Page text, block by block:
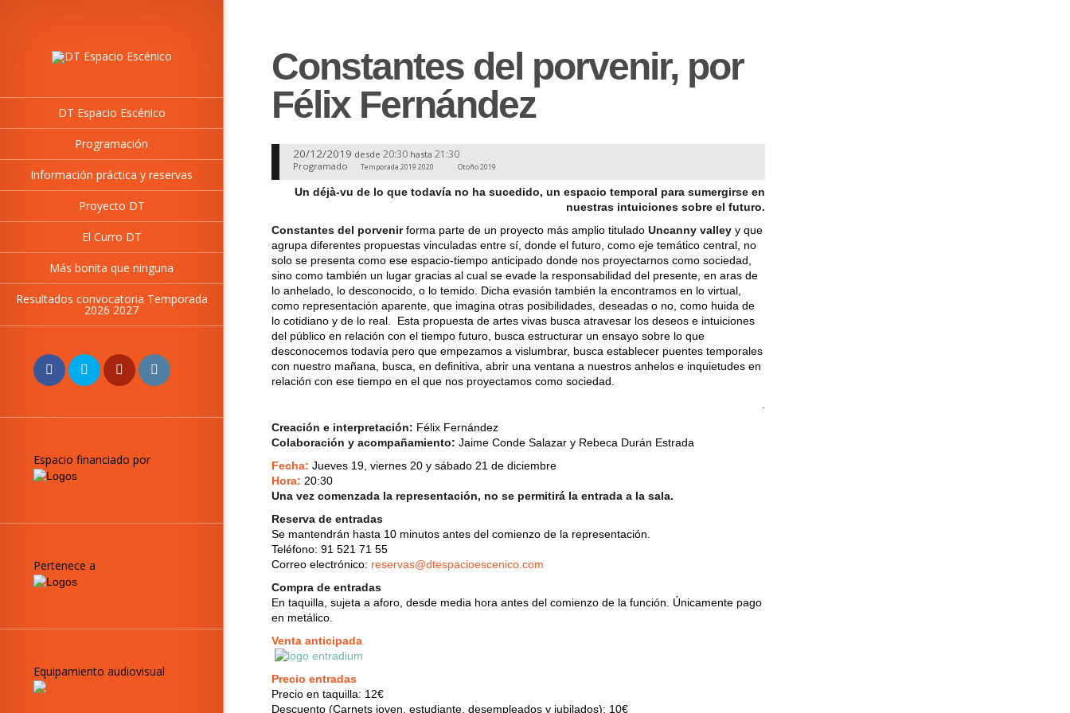
DT Espacio Escénico
Programación
Información práctica y reservas
Proyecto DT
El Curro DT
Más bonita que ninguna
Resultados convocatoria Temporada
2026 2027
Espacio financiado por
Pertenece a
Equipamiento audiovisual
Constantes del porvenir, por
Félix Fernández
20/12/2019 desde 20:30 hasta 21:30
Programado Temporada 2019 2020 Otoño 2019
Un déjà-vu de lo que todavía no ha sucedido, un espacio temporal para sumergirse en
nuestras intuiciones sobre el futuro.
Constantes del porvenirforma parte de un proyecto más amplio titulado Uncanny valley y que
agrupa diferentes propuestas vinculadas entre sí, donde el futuro, como eje temático central, no
solo se presenta como ese espacio-tiempo anticipado donde nos proyectarnos como sociedad,
sino como también un lugar gracias al cual se evade la responsabilidad del presente, en aras de
lo anhelado, lo desconocido, o lo temido. Dicha evasión también la encontramos en lo virtual,
como representación aparente, que imagina otras posibilidades, deseadas o no, como huida de
lo cotidiano y de lo real. Esta propuesta de artes vivas busca atravesar los deseos e intuiciones
del público en relación con el tiempo futuro, busca estructurar un ensayo sobre lo que
desconocemos todavía pero que empezamos a vislumbrar, busca establecer puentes temporales
con nuestro mañana, busca, en definitiva, abrir una ventana a nuestros anhelos e inquietudes en
relación con ese tiempo en el que nos proyectamos como sociedad.
Creación e interpretación: Félix Fernández
Colaboración y acompañamiento: Jaime Conde Salazar y Rebeca Durán Estrada
Fecha: Jueves 19, viernes 20 y sábado 21 de diciembre
Hora: 20:30
Una vez comenzada la representación, no se permitirá la entrada a la sala.
Reserva de entradas
Se mantendrán hasta 10 minutos antes del comienzo de la representación.
Teléfono: 91 521 71 55
Correo electrónico: reservas@dtespacioescenico.com
Compra de entradas
En taquilla, sujeta a aforo, desde media hora antes del comienzo de la función. Únicamente pago
en metálico.
Venta anticipada
Precio entradas
Precio en taquilla: 12€
Descuento (Carnets joven, estudiante, desempleados y jubilados): 10€